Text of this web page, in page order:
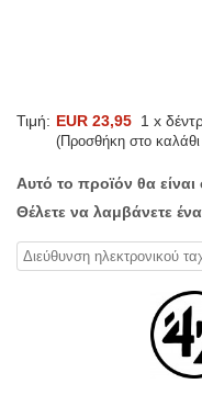
Τιμή: EUR 23,95 1 x
(Προσθήκη στο καλάθι
Αυτό το προϊόν θα
Θέλετε να λαμβάνετε